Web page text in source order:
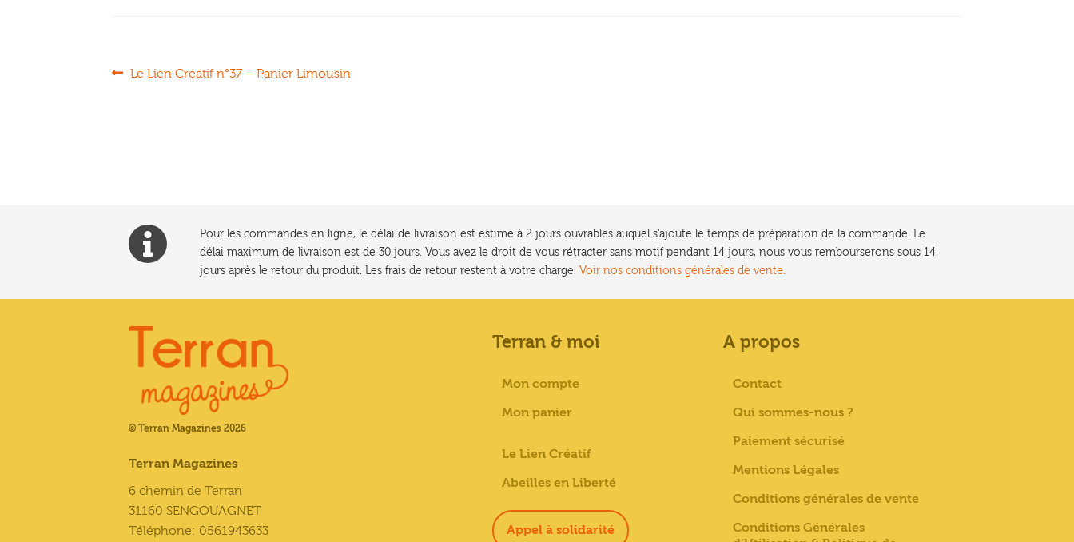
Navigation
Article
Le Lien Créatif n°37 – Panier Limousin
Pour les commandes en ligne, le délai de livraison est estimé à 2 jours ouvrables auquel s'ajoute le temps de préparation de la commande. Le
délai maximum de livraison est de 30 jours. Vous avez le droit de vous rétracter sans motif pendant 14 jours, nous vous rembourserons sous 14
jours après le retour du produit. Les frais de retour restent à votre charge. Voir nos conditions générales de vente.
© Terran Magazines 2026
Terran Magazines
6 chemin de Terran
31160 SENGOUAGNET
Téléphone: 0561943633
Terran & moi
Mon compte
Mon panier
Le Lien Créatif
Abeilles en Liberté
Appel à solidarité
A propos
Contact
Qui sommes-nous ?
Paiement sécurisé
Mentions Légales
Conditions générales de vente
Conditions Générales